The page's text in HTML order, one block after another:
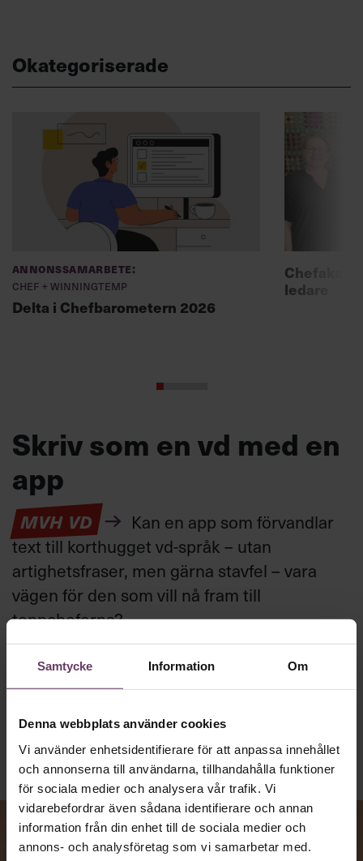
Samtycke Information Om
Denna webbplats använder cookies
Vi använder enhetsidentifierare för att anpassa innehållet
och annonserna till användarna, tillhandahålla funktioner
för sociala medier och analysera vår trafik. Vi
vidarebefordrar även sådana identifierare och annan
information från din enhet till de sociala medier och
annons- och analysföretag som vi samarbetar med.
Okategoriserade
Annonssamarbete:
Chef + Winningtemp
Delta i Chefbarometern 2026
ledare
Skriv som en vd med en
app
MVH VD
Kan en app som förvandlar
text till korthugget vd-språk – utan
artighetsfraser, men gärna stavfel – vara
vägen för den som vill nå fram till
toppcheferna?
Kommunikation
Text:Fredrik Kullberg